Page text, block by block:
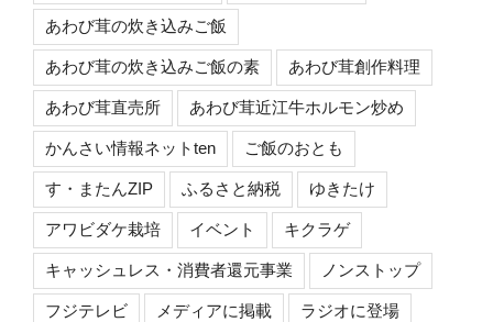
あわび茸の炊き込みご飯
あわび茸の炊き込みご飯の素 あわび茸創作料理
あわび茸直売所 あわび茸近江牛ホルモン炒め
かんさい情報ネットten ご飯のおとも
す・またんZIP ふるさと納税 ゆきたけ
アワビダケ栽培 イベント キクラゲ
キャッシュレス・消費者還元事業 ノンストップ
フジテレビ メディアに掲載 ラジオに登場